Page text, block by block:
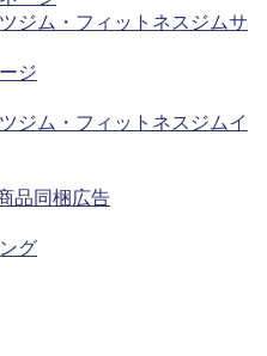
ジム・フィットネスジムサ
ジ
ジム・フィットネスジムイ
品同梱広告
グ